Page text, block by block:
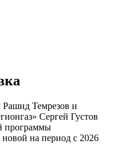
Темрезов и
Сергей Густов
программы
на период с 2026